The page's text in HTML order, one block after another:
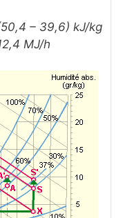
– 39,6) kJ/kg
MJ/h